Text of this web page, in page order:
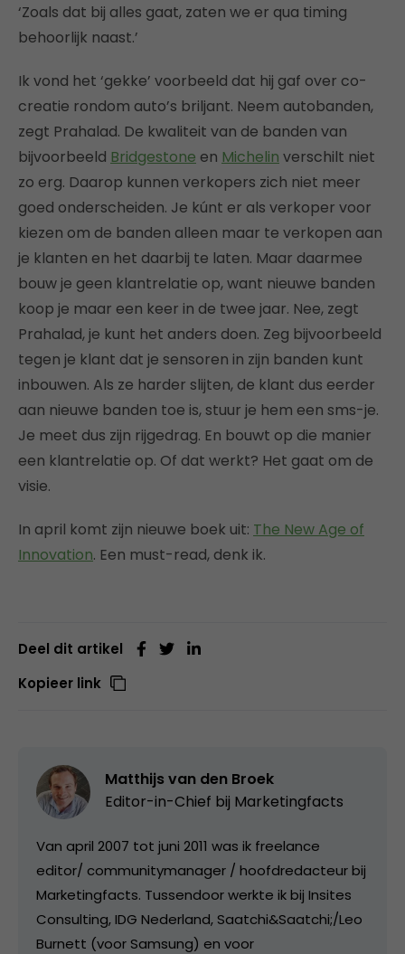
‘Zoals dat bij alles gaat, zaten we er qua timing
behoorlijk naast.’
Ik vond het ‘gekke’ voorbeeld dat hij gaf over co-
creatie rondom auto’s briljant. Neem autobanden,
zegt Prahalad. De kwaliteit van de banden van
bijvoorbeeld Bridgestone en Michelin verschilt niet
zo erg. Daarop kunnen verkopers zich niet meer
goed onderscheiden. Je kúnt er als verkoper voor
kiezen om de banden alleen maar te verkopen aan
je klanten en het daarbij te laten. Maar daarmee
bouw je geen klantrelatie op, want nieuwe banden
koop je maar een keer in de twee jaar. Nee, zegt
Prahalad, je kunt het anders doen. Zeg bijvoorbeeld
tegen je klant dat je sensoren in zijn banden kunt
inbouwen. Als ze harder slijten, de klant dus eerder
aan nieuwe banden toe is, stuur je hem een sms-je.
Je meet dus zijn rijgedrag. En bouwt op die manier
een klantrelatie op. Of dat werkt? Het gaat om de
visie.
In april komt zijn nieuwe boek uit: The New Age of
Innovation. Een must-read, denk ik.
Deel dit artikel
Kopieer link
Matthijs van den Broek
Editor-in-Chief bij Marketingfacts
Van april 2007 tot juni 2011 was ik freelance
editor/ communitymanager / hoofdredacteur bij
Marketingfacts. Tussendoor werkte ik bij Insites
Consulting, IDG Nederland, Saatchi&Saatchi;/Leo
Burnett (voor Samsung) en voor